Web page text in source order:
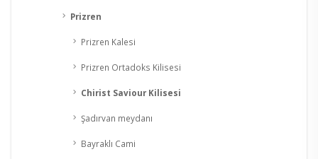
Prizren
Prizren Kalesi
Prizren Ortadoks Kilisesi
Chirist Saviour Kilisesi
Şadırvan meydanı
Bayraklı Cami